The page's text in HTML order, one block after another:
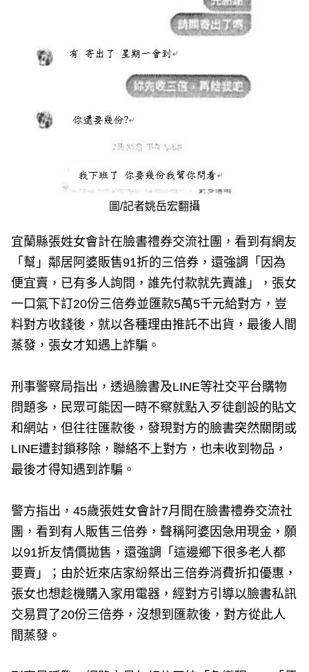
圖/記者姚岳宏翻攝
宜蘭縣張姓女會計在臉書禮券交流社團，看到有網友
「幫」鄰居阿婆販售91折的三倍券，還強調「因為
便宜賣，已有多人詢問，誰先付款就先賣誰」，張女
一口氣下訂20份三倍券並匯款5萬5千元給對方，豈
料對方收錢後，就以各種理由推託不出貨，最後人間
蒸發，張女才知遇上詐騙。
刑事警察局指出，透過臉書及LINE等社交平台購物
問題多，民眾可能因一時不察就點入歹徒創設的貼文
和網站，但往往匯款後，發現對方的臉書突然關閉或
LINE遭封鎖移除，聯絡不上對方，也未收到物品，
最後才得知遇到詐騙。
警方指出，45歲張姓女會計7月間在臉書禮券交流社
團，看到有人販售三倍券，聲稱阿婆因急用現金，願
以91折友情價拋售，還強調「這邊鄉下很多老人都
要賣」；由於近來店家紛祭出三倍券消費折扣優惠，
張女也想趁機購入家用電器，經對方引導以臉書私訊
交易買了20份三倍券，沒想到匯款後，對方從此人
間蒸發。